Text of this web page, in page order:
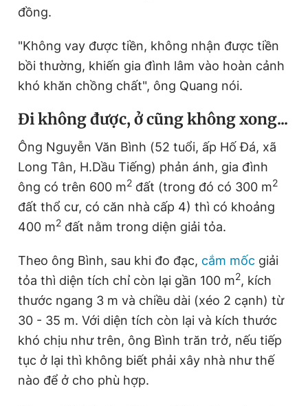
đồng.
"Không vay được tiền, không nhận được tiền
bồi thường, khiến gia đình lâm vào hoàn cảnh
khó khăn chồng chất", ông Quang nói.
Đi không được, ở cũng không xong...
Ông Nguyễn Văn Bình (52 tuổi, ấp Hố Đá, xã
Long Tân, H.Dầu Tiếng) phản ánh, gia đình
ông có trên 600 m2 đất (trong đó có 300 m2
đất thổ cư, có căn nhà cấp 4) thì có khoảng
400 m2 đất nằm trong diện giải tỏa.
Theo ông Bình, sau khi đo đạc, cắm mốc giải
tỏa thì diện tích chỉ còn lại gần 100 m2, kích
thước ngang 3 m và chiều dài (xéo 2 cạnh) từ
30 - 35 m. Với diện tích còn lại và kích thước
khó chịu như trên, ông Bình trăn trở, nếu tiếp
tục ở lại thì không biết phải xây nhà như thế
nào để ở cho phù hợp.